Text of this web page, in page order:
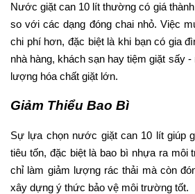
Nước giặt can 10 lít thường có giá
so với các dạng đóng chai nhỏ. Việc
chi phí hơn, đặc biệt là khi bạn có gia
nhà hàng, khách sạn hay tiệm giặt sấy
lượng hóa chất giặt lớn.
Giảm Thiểu Bao Bì
Sự lựa chọn nước giặt can 10 lít giúp
tiêu tốn, đặc biệt là bao bì nhựa ra môi
chỉ làm giảm lượng rác thải mà còn
xây dựng ý thức bảo vệ môi trường tốt.